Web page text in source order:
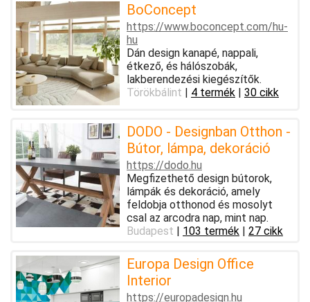
BoConcept
https://www.boconcept.com/hu-
hu
Dán design kanapé, nappali,
étkező, és hálószobák,
lakberendezési kiegészítők.
Törökbálint | 4 termék | 30 cikk
DODO - Designban Otthon -
Bútor, lámpa, dekoráció
https://dodo.hu
Megfizethető design bútorok,
lámpák és dekoráció, amely
feldobja otthonod és mosolyt
csal az arcodra nap, mint nap.
Budapest | 103 termék | 27 cikk
Europa Design Office
Interior
https://europadesign.hu